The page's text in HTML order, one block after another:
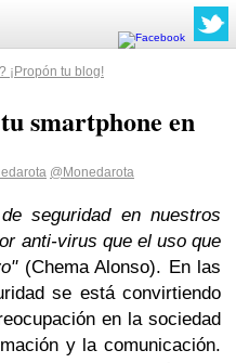
¡Propón tu blog!
smartphone en
@Monedarota
seguridad en nuestros
anti-virus que el uso que
(Chema Alonso). En las
se está convirtiendo
en la sociedad
y la comunicación.